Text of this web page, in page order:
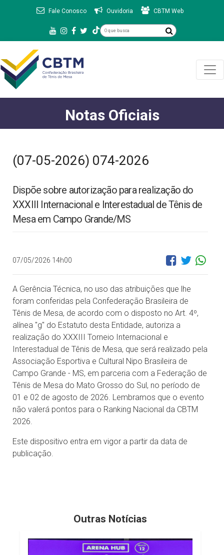
Fale Conosco Ouvidoria CBTM Web
Notas Oficiais
(07-05-2026) 074-2026
Dispõe sobre autorização para realização do
XXXIII Internacional e Interestadual de Tênis de
Mesa em Campo Grande/MS
07/05/2026 14h00
A Gerência Técnica, no uso das atribuições que lhe
foram conferidas pela Confederação Brasileira de
Tênis de Mesa, de acordo com o disposto no Art. 4º,
alínea "g" do Estatuto desta Entidade, autoriza a
realização do XXXIII Torneio Internacional e
Interestadual de Tênis de Mesa, que será realizado pela
Associação Esportiva e Cultural Nipo Brasileira de
Campo Grande - MS, em parceria com a Federação de
Tênis de Mesa do Mato Grosso do Sul, no período de
01 e 02 de agosto de 2026. Lembramos que o evento
não valerá pontos para o Ranking Nacional da CBTM
2026.
Este dispositivo entra em vigor a partir da data de
publicação.
Outras Notícias